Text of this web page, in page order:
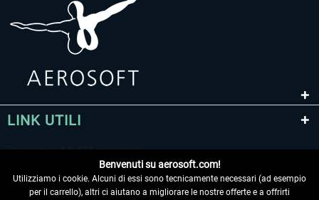
LINK UTILI
Benvenuti su aerosoft.com!
Utilizziamo i cookie. Alcuni di essi sono tecnicamente necessari (ad esempio
per il carrello), altri ci aiutano a migliorare le nostre offerte e a offrirti